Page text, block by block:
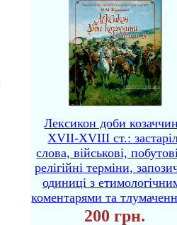
Лексикон доби
XVII-XVIII ст.:
слова, військові,
релігійні терміни,
одиниці з
коментарями та
200 грн.